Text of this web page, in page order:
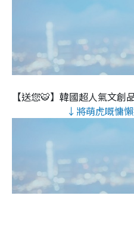
【送您🐯】韓國超人氣文創
↓將萌虎嘅慵